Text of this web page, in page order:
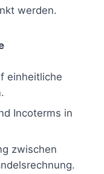
werden.
einheitliche
Incoterms in
zwischen